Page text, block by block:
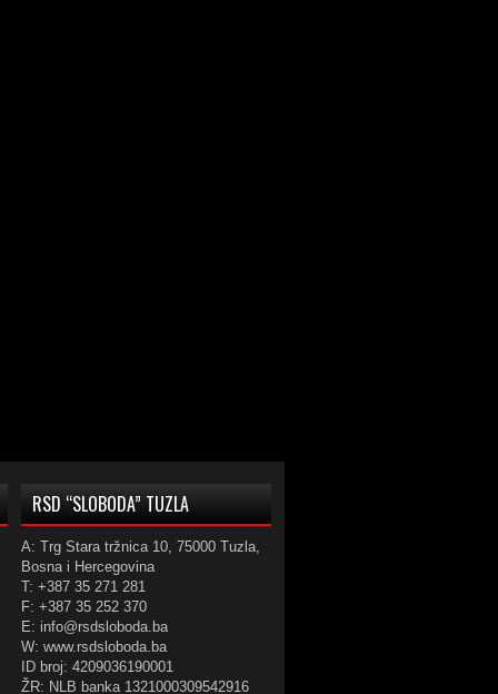
RSD “SLOBODA” TUZLA
A: Trg Stara tržnica 10, 75000 Tuzla,
Bosna i Hercegovina
T: +387 35 271 281
F: +387 35 252 370
E: info@rsdsloboda.ba
W: www.rsdsloboda.ba
ID broj: 4209036190001
ŽR: NLB banka 1321000309542916